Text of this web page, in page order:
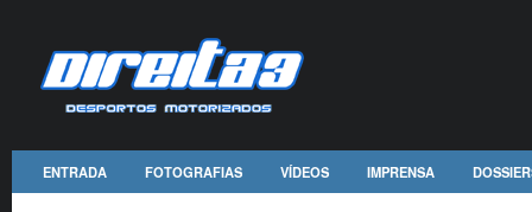
ENTRADA FOTOGRAFIAS VÍDEOS IMPRENSA